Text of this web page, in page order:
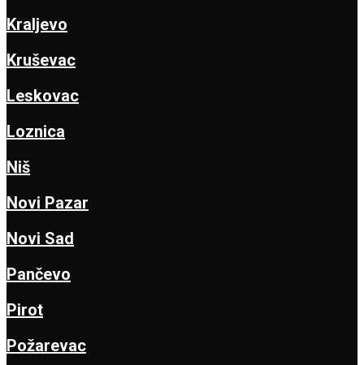
Kraljevo
Kruševac
Leskovac
Loznica
Niš
Novi Pazar
Novi Sad
Pančevo
Pirot
Požarevac